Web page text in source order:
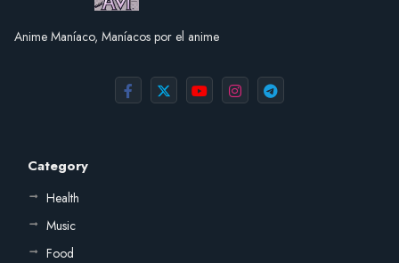
Anime Maníaco, Maníacos por el anime
Category
Health
Music
Food